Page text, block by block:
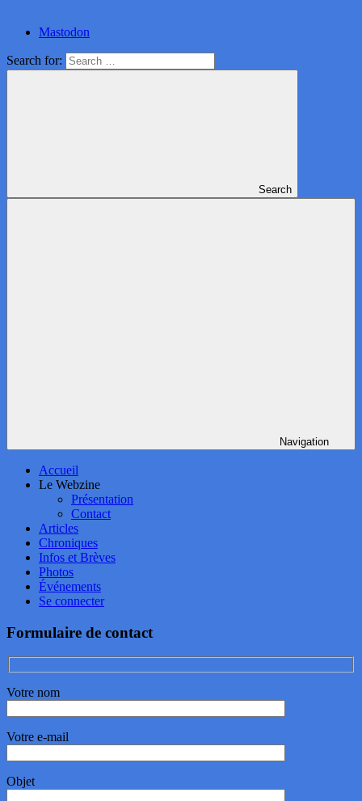
Mastodon
Search for:
Search
Navigation
Accueil
Le Webzine
Présentation
Contact
Articles
Chroniques
Infos et Brèves
Photos
Événements
Se connecter
Formulaire de contact
Votre nom
Votre e-mail
Objet